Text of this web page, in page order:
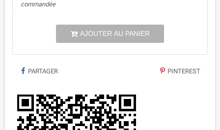
commandée
AJOUTER AU PANIER
PARTAGER PINTEREST